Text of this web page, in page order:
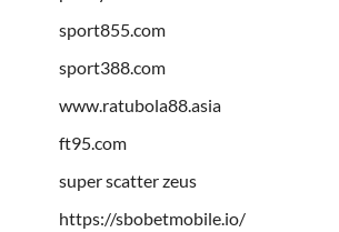
sport855.com
sport388.com
www.ratubola88.asia
ft95.com
super scatter zeus
https://sbobetmobile.io/